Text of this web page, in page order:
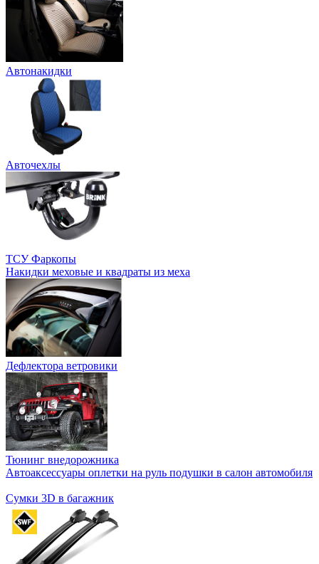
Автонакидки
Авточехлы
ТСУ Фаркопы
Накидки меховые и квадраты из меха
Дефлектора ветровики
Тюнинг внедорожника
Автоаксессуары оплетки на руль подушки в салон автомобиля
Сумки 3D в багажник